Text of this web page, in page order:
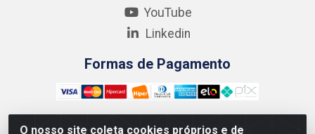
O nosso site coleta cookies próprios e de
YouTube
Linkedin
Formas de Pagamento